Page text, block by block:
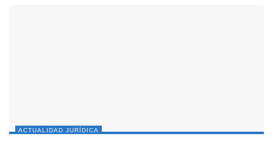
ACTUALIDAD JURÍDICA